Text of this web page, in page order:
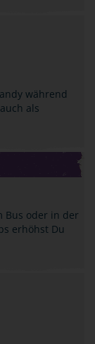
während
als
Bus oder in der
erhöhst Du